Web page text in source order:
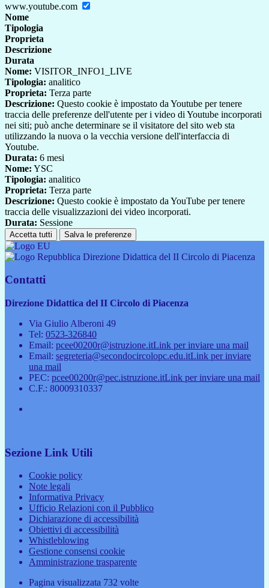
www.youtube.com
Nome
Tipologia
Proprieta
Descrizione
Durata
Nome: VISITOR_INFO1_LIVE
Tipologia: analitico
Proprieta: Terza parte
Descrizione: Questo cookie è impostato da Youtube per tenere
traccia delle preferenze dell'utente per i video di Youtube incorporati
nei siti; può anche determinare se il visitatore del sito web sta
utilizzando la nuova o la vecchia versione dell'interfaccia di
Youtube.
Durata: 6 mesi
Nome: YSC
Tipologia: analitico
Proprieta: Terza parte
Descrizione: Questo cookie è impostato da YouTube per tenere
traccia delle visualizzazioni dei video incorporati.
Durata: Sessione
Accetta tutti Salva le preferenze
Direzione Didattica del II Circolo di Piacenza
Contatti
Direzione Didattica del II Circolo di Piacenza
Via Giulio Alberoni 49
Tel: 0523-326840
Email: pcee00200r@istruzione.itLink per inviare una mail
Email: segreteria@secondocircolopc.edu.itLink per inviare
una mail
PEC: pcee00200r@pec.istruzione.itLink per inviare una mail
C.F.: 80009310337
Sezione Link Utili
Cookie policy
Note legali
Informativa Privacy
Ufficio Relazioni con il Pubblico
Dichiarazione di accessibilità
Obiettivi di accessibilità
Whistleblowing
Gestione consensi cookie
Amministrazione trasparente
Pagina visualizzata 732 volte